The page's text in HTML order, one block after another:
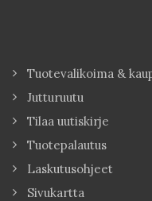
Tuotevalikoima &
Jutturuutu
Tilaa uutiskirje
Tuotepalautus
Laskutusohjeet
Sivukartta